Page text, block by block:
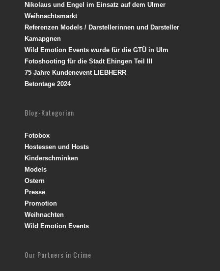
Nikolaus und Engel im Einsatz auf dem Ulmer
Weihnachtsmarkt
Referenzen Models / Darstellerinnen und Darsteller
Kamapgnen
Wild Emotion Events wurde für die GTÜ in Ulm
Fotoshooting für die Stadt Ehingen Teil III
75 Jahre Kundenevent LIEBHERR
Betontage 2024
Blog-Kategorien
Fotobox
Hostessen und Hosts
Kinderschminken
Models
Ostern
Presse
Promotion
Weihnachten
Wild Emotion Events
Our Partners in Crime